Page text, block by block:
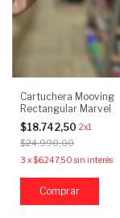
Cartuchera Mooving
Rectangular Marvel
$18.742,50 2x1
$24.990,00
3 x$6.247,50 sin interés